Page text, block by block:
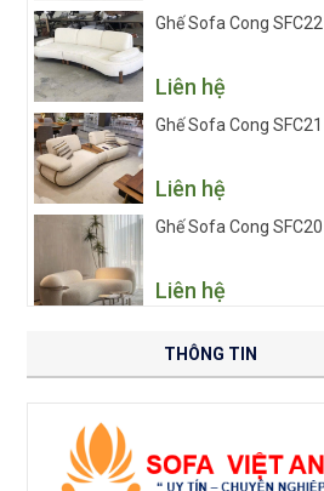
Ghế Sofa Cong SFC22
Liên hệ
Ghế Sofa Cong SFC21
Liên hệ
Ghế Sofa Cong SFC20
Liên hệ
THÔNG TIN